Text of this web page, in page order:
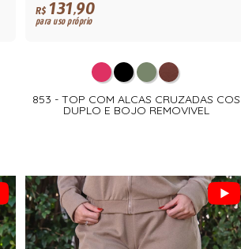
R$131,90
para uso próprio
853 - TOP COM ALCAS CRUZADAS COS
DUPLO E BOJO REMOVIVEL